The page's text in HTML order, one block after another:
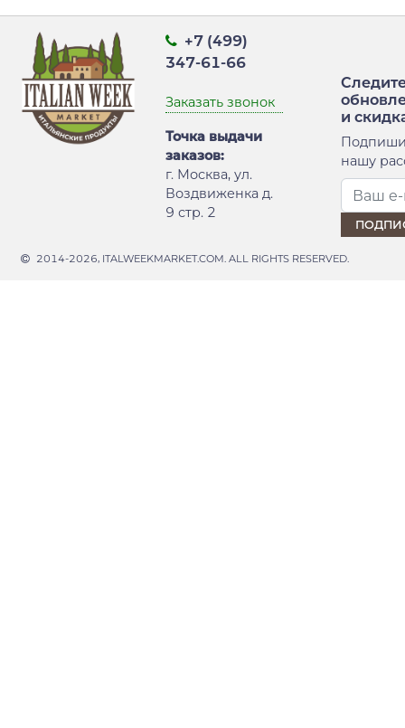
+7 (499)
347-61-66
Заказать звонок
Точка выдачи
заказов:
г. Москва, ул.
Воздвиженка д.
9 стр. 2
и
нашу
2014-2026, ITALWEEKMARKET.COM. ALL RIGHTS RESERVED.